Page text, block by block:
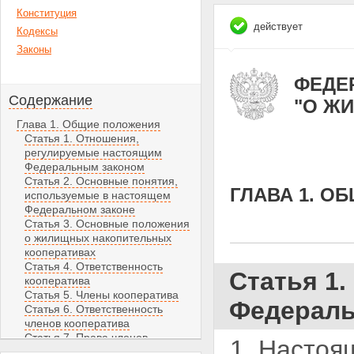
Конституция
Кодексы
Законы
Содержание
Глава 1. Общие положения
Статья 1. Отношения,
регулируемые настоящим
Федеральным законом
Статья 2. Основные понятия,
используемые в настоящем
Федеральном законе
Статья 3. Основные положения
о жилищных накопительных
кооперативах
Статья 4. Ответственность
кооператива
Статья 5. Члены кооператива
Статья 6. Ответственность
членов кооператива
Статья 7. Права членов
действует
"О
ГЛАВА 1.
Статья